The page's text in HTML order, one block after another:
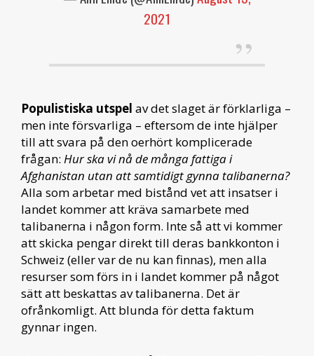
2021
Populistiska utspel av det slaget är förklarliga –
men inte försvarliga – eftersom de inte hjälper
till att svara på den oerhört komplicerade
frågan: Hur ska vi nå de många fattiga i
Afghanistan utan att samtidigt gynna talibanerna?
Alla som arbetar med bistånd vet att insatser i
landet kommer att kräva samarbete med
talibanerna i någon form. Inte så att vi kommer
att skicka pengar direkt till deras bankkonton i
Schweiz (eller var de nu kan finnas), men alla
resurser som förs in i landet kommer på något
sätt att beskattas av talibanerna. Det är
ofrånkomligt. Att blunda för detta faktum
gynnar ingen.